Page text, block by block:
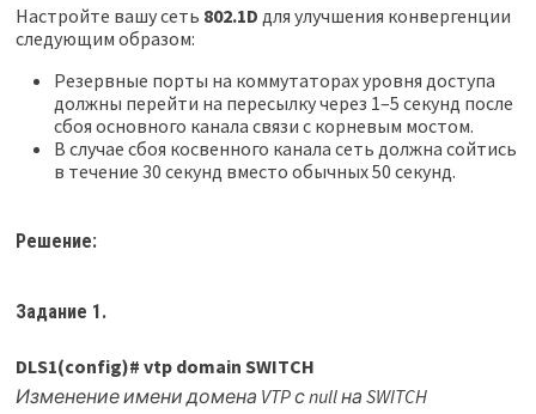
Настройте вашу сеть 802.1D для улучшения конвергенции
следующим образом:
Резервные порты на коммутаторах уровня доступа
должны перейти на пересылку через 1–5 секунд после
сбоя основного канала связи с корневым мостом.
В случае сбоя косвенного канала сеть должна сойтись
в течение 30 секунд вместо обычных 50 секунд.
Решение:
Задание 1.
DLS1(config)# vtp domain SWITCH
Изменение имени домена VTP с null на SWITCH